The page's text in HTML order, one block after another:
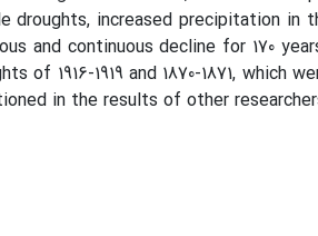
increased precipitation in
and continuous decline for 170
of 1916-1919 and 1870-1871, which
in the results of other